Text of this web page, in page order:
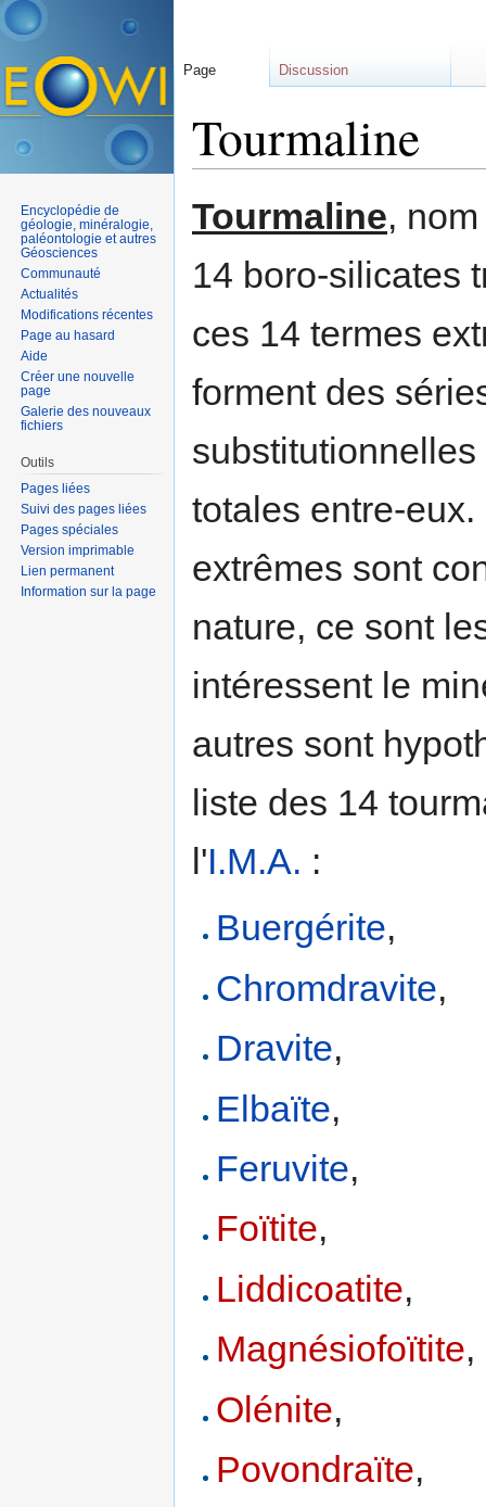
Tourmaline
Tourmaline,
14 boro-silicates
ces 14 termes
forment des
totales entre-
extrêmes sont
nature, ce sont
intéressent le
autres sont
liste des 14
l'I.M.A. :
Buergérite,
Chromdravite,
Dravite,
Elbaïte,
Feruvite,
Foïtite,
Liddicoatite,
Magnésiofoïtite,
Olénite,
Povondraïte,
Page Discussion
Encyclopédie de
géologie, minéralogie,
paléontologie et autres
Géosciences
Communauté
Actualités
Modifications récentes
Page au hasard
Aide
Créer une nouvelle
page
Galerie des nouveaux
fichiers
Outils
Pages liées
Suivi des pages liées
Pages spéciales
Version imprimable
Lien permanent
Information sur la page